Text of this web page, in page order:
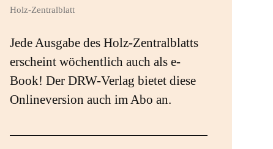
Holz-Zentralblatt
Jede Ausgabe des Holz-Zentralblatts
erscheint wöchentlich auch als e-
Book! Der DRW-Verlag bietet diese
Onlineversion auch im Abo an.